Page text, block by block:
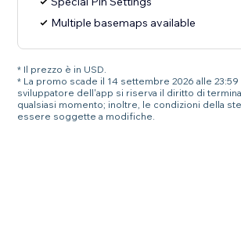
Multiple basemaps available
* Il prezzo è in USD.
* La promo scade il 14 settembre 2026 alle 23:59
sviluppatore dell'app si riserva il diritto di
qualsiasi momento; inoltre, le condizioni della
essere soggette a modifiche.